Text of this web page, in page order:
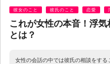
彼女のこと 彼氏のこと 恋愛
これが女性の本音！浮
とは？
女性の会話の中では彼氏の相談をす